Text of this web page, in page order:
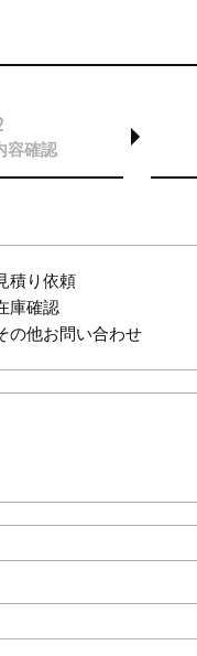
容確認
積り依頼
庫確認
の他お問い合わせ